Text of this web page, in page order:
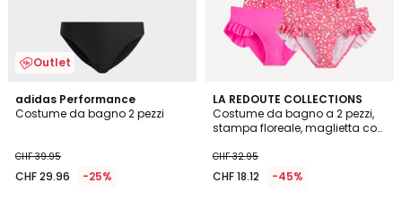
Outlet
adidas Performance
Costume da bagno 2 pezzi
CHF 39.95
CHF 29.96 -25%
4.6
/ 5
LA REDOUTE COLLECTIONS
Costume da bagno a 2 pezzi,
stampa floreale, maglietta con
CHF 32.95
CHF 18.12 -45%
1
/
5